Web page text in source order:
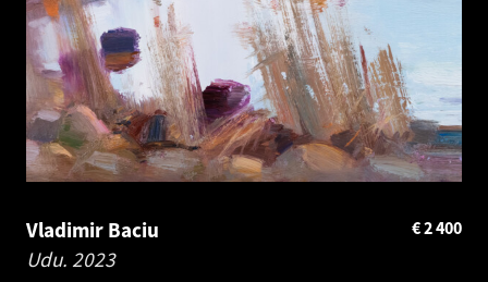
Vladimir Baciu
Udu. 2023
2 400
€